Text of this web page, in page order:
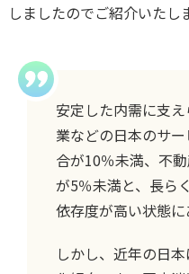
しましたのでご紹介いたし
安定した内需に支
業などの日本のサ
合が10％未満、不
が5％未満と、長ら
依存度が高い状態に
しかし、近年の日